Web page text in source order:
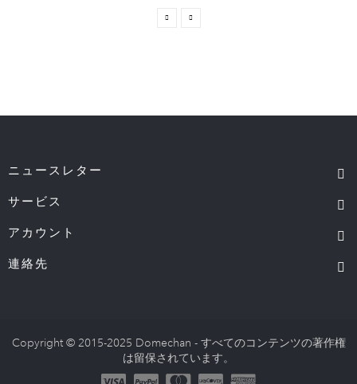
ニュースレター
サービス
アカウント
連絡先
Copyright © 2015-2025 Domechan - すべてのコンテンツの著作権
は留保されています。